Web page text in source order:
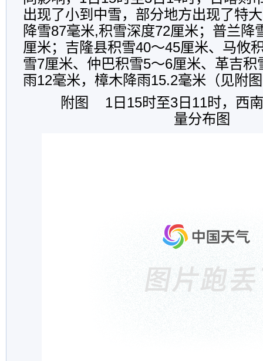
出现了小到中雪，部分地方出现了特
降雪87毫米,积雪深度72厘米；普兰降
厘米；吉隆县积雪40～45厘米、马攸
雪7厘米、仲巴积雪5～6厘米、革吉积
雨12毫米，樟木降雨15.2毫米（见附
附图
1 日 15时至3 日 11时，西
量分布图